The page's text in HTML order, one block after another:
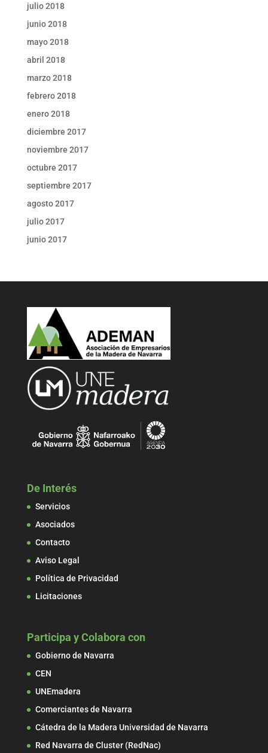
julio 2018
junio 2018
mayo 2018
abril 2018
marzo 2018
febrero 2018
enero 2018
diciembre 2017
noviembre 2017
octubre 2017
septiembre 2017
agosto 2017
julio 2017
junio 2017
De Interés
Servicios
Asociados
Contacto
Aviso Legal
Política de Privacidad
Licitaciones
Participa y Colabora con
Gobierno de Navarra
CEN
UNEmadera
Comerciantes de Navarra
Cátedra de la Madera Universidad de Navarra
Red Navarra de Cluster (RedNac)